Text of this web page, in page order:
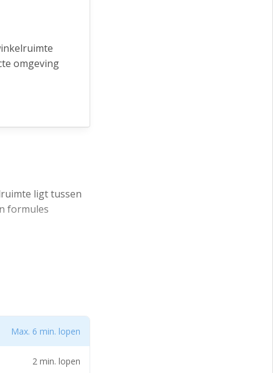
omgeving
wordt
met toilet en
ligt tussen
formules
m² op de
wordt het casco,
en
Max. 6 min. lopen
2 min. lopen